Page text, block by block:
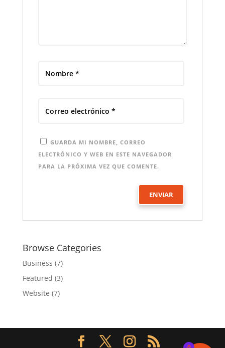
GUARDA MI NOMBRE, CORREO
ELECTRÓNICO Y WEB EN ESTE NAVEGADOR
PARA LA PRÓXIMA VEZ QUE COMENTE.
Browse Categories
Business (7)
Featured (3)
Website (7)